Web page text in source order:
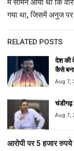
में सामने आया था कि
गया था, जिसमें अनुज पर
RELATED POSTS
देश की
कैसे
Aug 7,
चंडीगढ़
Aug 7,
आरोपी पर 5 हजार रुपये